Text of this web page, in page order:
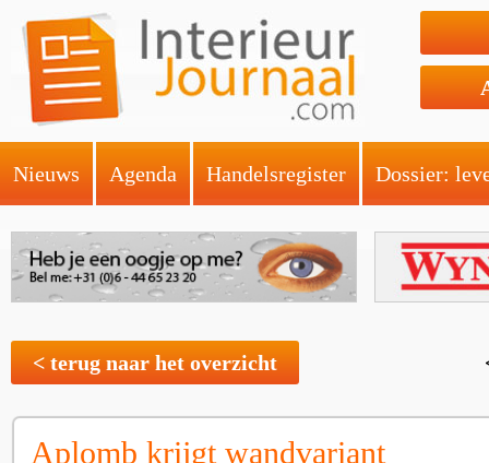
Nieuws Agenda Handelsregister Dossier:
< terug naar het overzicht
Aplomb krijgt wandvariant